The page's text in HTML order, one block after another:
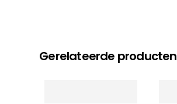
Gerelateerde producten